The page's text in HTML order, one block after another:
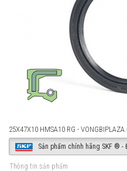
25X47X10 HMSA10 RG -
Sản phẩm chính hãng SKF ® -
Thông tin sản phẩm